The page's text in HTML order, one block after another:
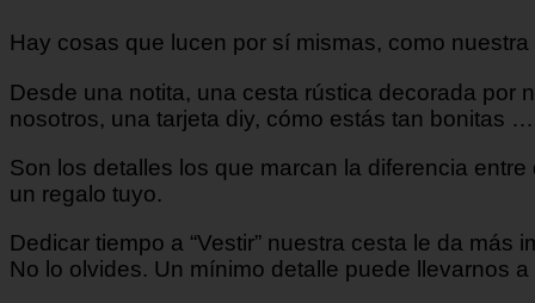
Hay cosas que lucen por sí mismas, como
Desde una notita, una cesta rústica decorada por
nosotros, una tarjeta diy, cómo estás tan bonitas …
Son los detalles los que marcan la diferencia
un regalo tuyo.
Dedicar tiempo a “Vestir” nuestra cesta le da
No lo olvides. Un mínimo detalle puede llevarnos